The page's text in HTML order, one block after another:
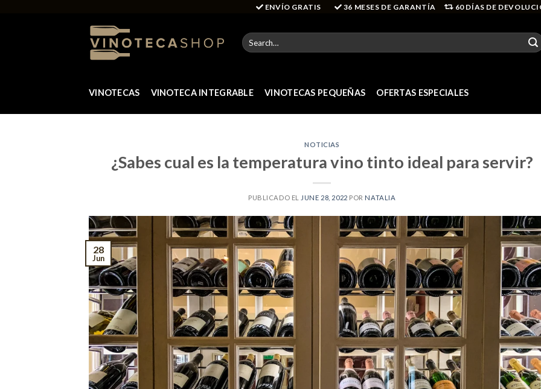
ENVÍO GRATIS 36 MESES DE GARANTÍA 60 DÍAS DE
Search
for:
VINOTECAS VINOTECA INTEGRABLE VINOTECAS PEQUEÑAS OFERTAS ESPECIALES
NOTICIAS
¿Sabes cual es la temperatura vino tinto ideal para servir?
PUBLICADO EL JUNE 28, 2022 POR NATALIA
28
Jun